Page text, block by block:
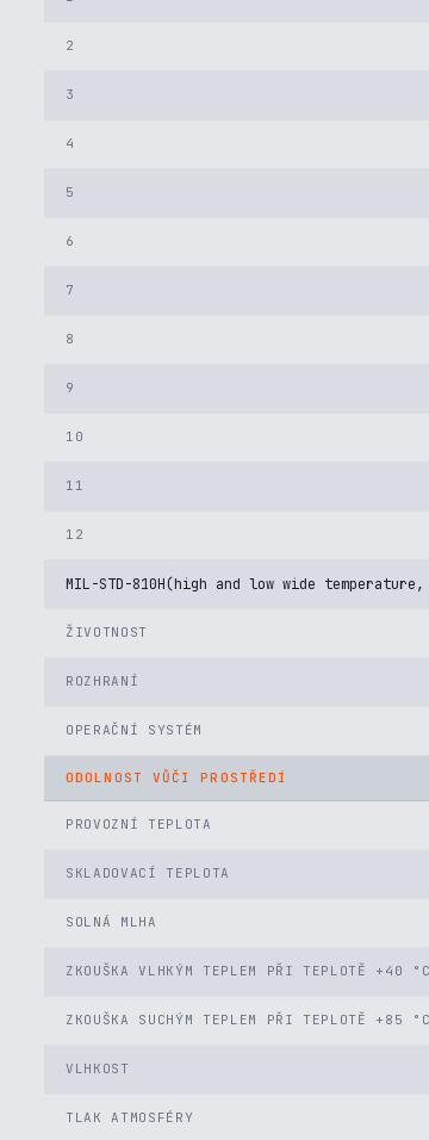
2
3
4
5
6
7
8
9
10
11
12
MIL-STD-810H(high and low wide
ŽIVOTNOST
ROZHRANÍ
OPERAČNÍ SYSTÉM
ODOLNOST VŮČI PROSTŘEDÍ
PROVOZNÍ TEPLOTA
SKLADOVACÍ TEPLOTA
SOLNÁ MLHA
ZKOUŠKA VLHKÝM TEPLEM PŘI TEPLOTĚ +40 °C
ZKOUŠKA SUCHÝM TEPLEM PŘI TEPLOTĚ +85 °C
VLHKOST
TLAK ATMOSFÉRY